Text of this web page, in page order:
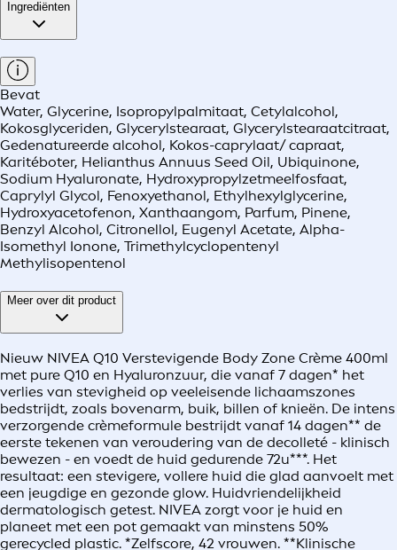
Ingrediënten
Bevat
Water, Glycerine, Isopropylpalmitaat, Cetylalcohol,
Kokosglyceriden, Glycerylstearaat, Glycerylstearaatcitraat,
Gedenatureerde alcohol, Kokos-caprylaat/ capraat,
Karitéboter, Helianthus Annuus Seed Oil, Ubiquinone,
Sodium Hyaluronate, Hydroxypropylzetmeelfosfaat,
Caprylyl Glycol, Fenoxyethanol, Ethylhexylglycerine,
Hydroxyacetofenon, Xanthaangom, Parfum, Pinene,
Benzyl Alcohol, Citronellol, Eugenyl Acetate, Alpha-
Isomethyl Ionone, Trimethylcyclopentenyl
Methylisopentenol
Meer over dit product
Nieuw NIVEA Q10 Verstevigende Body Zone Crème 400ml
met pure Q10 en Hyaluronzuur, die vanaf 7 dagen* het
verlies van stevigheid op veeleisende lichaamszones
bedstrijdt, zoals bovenarm, buik, billen of knieën. De intens
verzorgende crèmeformule bestrijdt vanaf 14 dagen** de
eerste tekenen van veroudering van de decolleté - klinisch
bewezen - en voedt de huid gedurende 72u***. Het
resultaat: een stevigere, vollere huid die glad aanvoelt met
een jeugdige en gezonde glow. Huidvriendelijkheid
dermatologisch getest. NIVEA zorgt voor je huid en
planeet met een pot gemaakt van minstens 50%
gerecycled plastic. *Zelfscore, 42 vrouwen. **Klinische